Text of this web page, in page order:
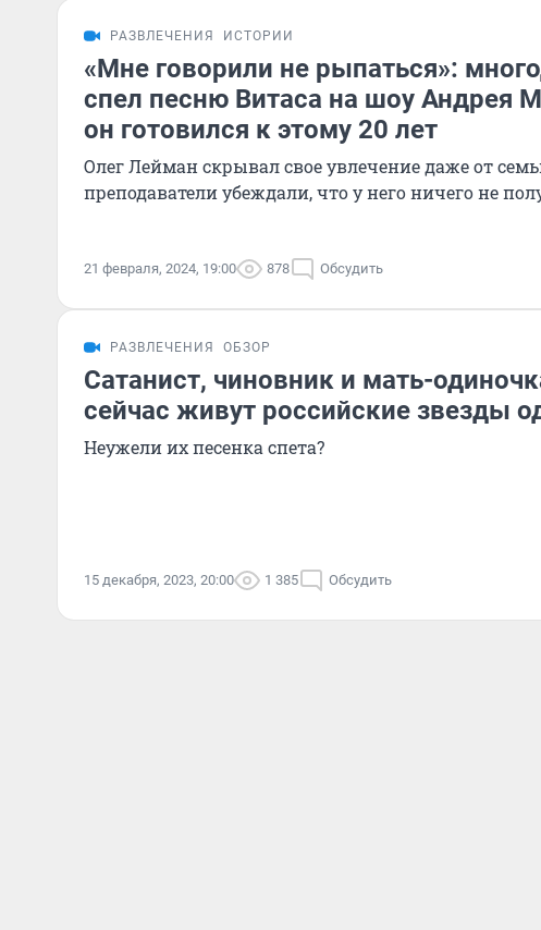
РАЗВЛЕЧЕНИЯ ИСТОРИИ
«Мне говорили не рыпаться»:
спел песню Витаса на шоу Андрея
он готовился к этому 20 лет
Олег Лейман скрывал свое увлечение даже от
преподаватели убеждали, что у него ничего не
21 февраля, 2024, 19:00 878 Обсудить
РАЗВЛЕЧЕНИЯ ОБЗОР
Сатанист, чиновник и мать-
сейчас живут российские звезды
Неужели их песенка спета?
15 декабря, 2023, 20:00 1 385 Обсудить